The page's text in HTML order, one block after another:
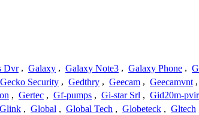
Dvr , Galaxy , Galaxy Note3 , Galaxy Phone ,
Gecko Security , Gedthry , Geecam , Geecamvnt ,
, Gertec , Gf-pumps , Gi-star Srl , Gid20m-pvir
Glink , Global , Global Tech , Globeteck , Gltech